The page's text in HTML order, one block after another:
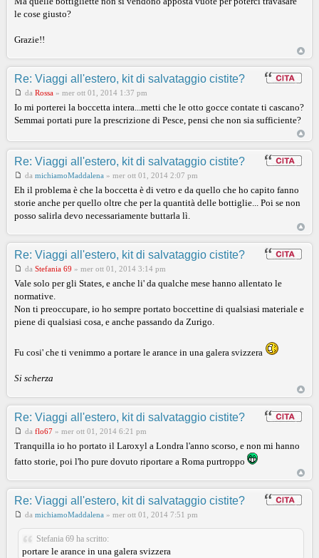
le cose giusto?
Grazie!!
Re: Viaggi all'estero, kit di salvataggio cistite?
da Rossa » mer ott 01, 2014 1:37 pm
Io mi porterei la boccetta intera...metti che le otto gocce contate ti cascano?
Semmai portati pure la prescrizione di Pesce, pensi che non sia sufficiente?
Re: Viaggi all'estero, kit di salvataggio cistite?
da michiamoMaddalena » mer ott 01, 2014 2:07 pm
Eh il problema è che la boccetta è di vetro e da quello che ho capito fanno
storie anche per quello oltre che per la quantità delle bottiglie... Poi se non
posso salirla devo necessariamente buttarla lì.
Re: Viaggi all'estero, kit di salvataggio cistite?
da Stefania 69 » mer ott 01, 2014 3:14 pm
Vale solo per gli States, e anche li' da qualche mese hanno allentato le
normative.
Non ti preoccupare, io ho sempre portato boccettine di qualsiasi materiale e
piene di qualsiasi cosa, e anche passando da Zurigo.
Fu cosi' che ti venimmo a portare le arance in una galera svizzera
Si scherza
Re: Viaggi all'estero, kit di salvataggio cistite?
da flo67 » mer ott 01, 2014 6:21 pm
Tranquilla io ho portato il Laroxyl a Londra l'anno scorso, e non mi hanno
fatto storie, poi l'ho pure dovuto riportare a Roma purtroppo
Re: Viaggi all'estero, kit di salvataggio cistite?
da michiamoMaddalena » mer ott 01, 2014 7:51 pm
Stefania 69 ha scritto:
portare le arance in una galera svizzera